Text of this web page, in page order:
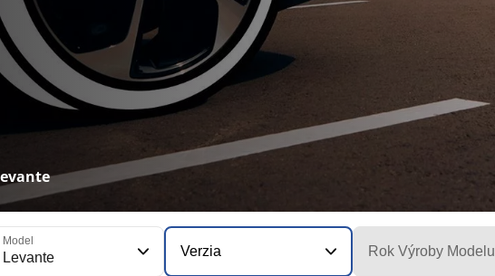
Model
Levante Verzia Rok Výroby Modelu